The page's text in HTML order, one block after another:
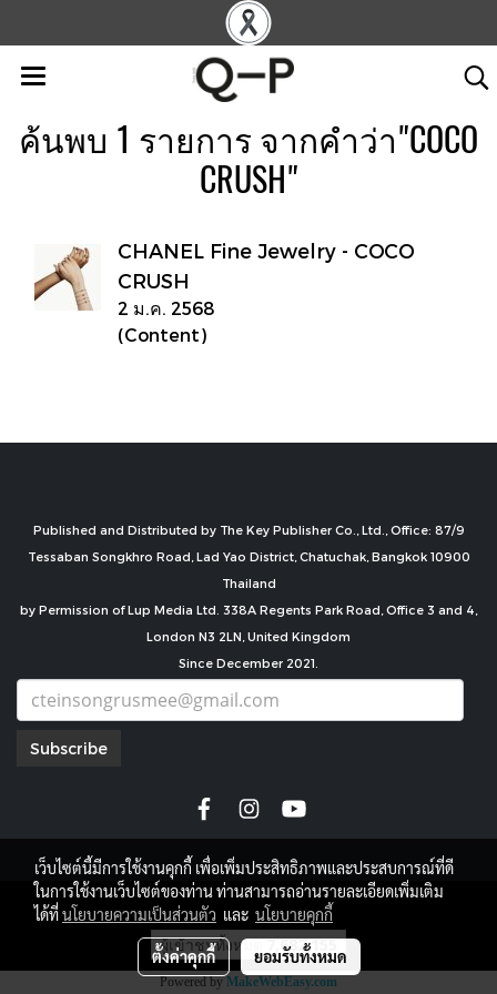
ค้นพบ 1 รายการ จากคำว่า"COCO
CRUSH"
CHANEL Fine Jewelry - COCO
CRUSH
2 ม.ค. 2568
(Content)
Published and Distributed by The Key Publisher Co., Ltd., Office: 87/9
Tessaban Songkhro Road, Lad Yao District, Chatuchak, Bangkok 10900
Thailand
by Permission of Lup Media Ltd. 338A Regents Park Road, Office 3 and 4,
London N3 2LN, United Kingdom
Since December 2021.
Subscribe
copyright by
ผู้เข้าชมทั้งหมด7,682,155
Powered byMakeWebEasy.com
เว็บไซต์นี้มีการใช้งานคุกกี้ เพื่อเพิ่มประสิทธิภาพและประสบการณ์ที่ดี
ในการใช้งานเว็บไซต์ของท่าน ท่านสามารถอ่านรายละเอียดเพิ่มเติม
ได้ที่นโยบายความเป็นส่วนตัว และ นโยบายคุกกี้
ตั้งค่าคุกกี้ ยอมรับทั้งหมด